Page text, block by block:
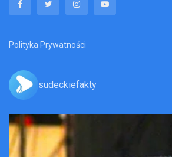
Polityka Prywatności
sudeckiefakty